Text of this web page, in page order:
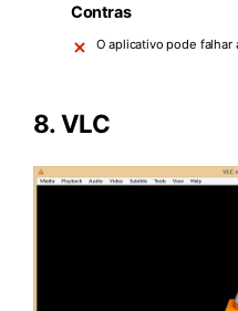
Contras
O aplicativo pode falhar
8.VLC